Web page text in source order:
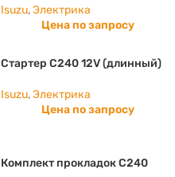
Isuzu,Электрика
Цена по запросу
Стартер С240 12V (длинный)
Isuzu,Электрика
Цена по запросу
Комплект прокладок C240